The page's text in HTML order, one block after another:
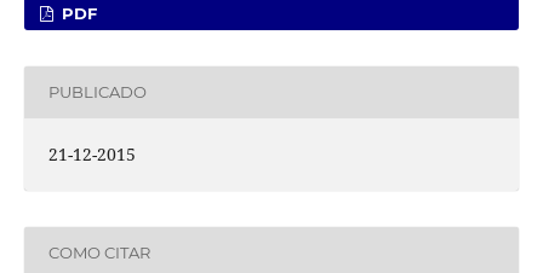
PDF
PUBLICADO
21-12-2015
COMO CITAR